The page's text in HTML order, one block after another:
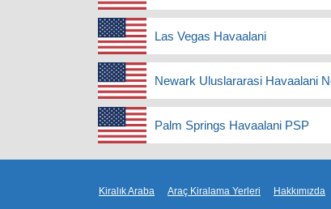
Las Vegas Havaalani
Newark Uluslararasi Havaalani
Palm Springs Havaalani PSP
Kiralık Araba Araç Kiralama Yerleri Hakkımızda